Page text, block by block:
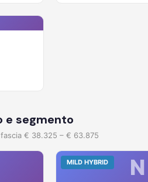
e segmento
€ 38.325 – € 63.875
N
MILD HYBRID